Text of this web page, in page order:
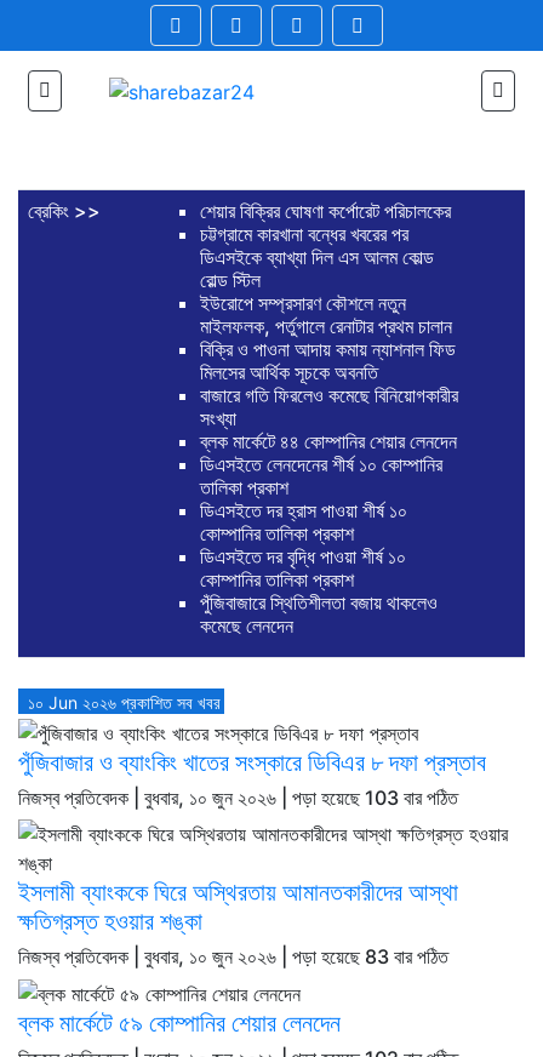
ব্রেকিং >>
শেয়ার বিক্রির ঘোষণা কর্পোরেট পরিচালকের
চট্টগ্রামে কারখানা বন্ধের খবরের পর
ডিএসইকে ব্যাখ্যা দিল এস আলম কোল্ড
রোল্ড স্টিল
ইউরোপে সম্প্রসারণ কৌশলে নতুন
মাইলফলক, পর্তুগালে রেনাটার প্রথম চালান
বিক্রি ও পাওনা আদায় কমায় ন্যাশনাল ফিড
মিলসের আর্থিক সূচকে অবনতি
বাজারে গতি ফিরলেও কমেছে বিনিয়োগকারীর
সংখ্যা
ব্লক মার্কেটে ৪৪ কোম্পানির শেয়ার লেনদেন
ডিএসইতে লেনদেনের শীর্ষ ১০ কোম্পানির
তালিকা প্রকাশ
ডিএসইতে দর হ্রাস পাওয়া শীর্ষ ১০
কোম্পানির তালিকা প্রকাশ
ডিএসইতে দর বৃদ্ধি পাওয়া শীর্ষ ১০
কোম্পানির তালিকা প্রকাশ
পুঁজিবাজারে স্থিতিশীলতা বজায় থাকলেও
কমেছে লেনদেন
১০ Jun ২০২৬ প্রকাশিত সব খবর
পুঁজিবাজার ও ব্যাংকিং খাতের সংস্কারে ডিবিএর ৮ দফা প্রস্তাব
নিজস্ব প্রতিবেদক | বুধবার, ১০ জুন ২০২৬ | পড়া হয়েছে 103 বার পঠিত
ইসলামী ব্যাংককে ঘিরে অস্থিরতায় আমানতকারীদের আস্থা
ক্ষতিগ্রস্ত হওয়ার শঙ্কা
নিজস্ব প্রতিবেদক | বুধবার, ১০ জুন ২০২৬ | পড়া হয়েছে 83 বার পঠিত
ব্লক মার্কেটে ৫৯ কোম্পানির শেয়ার লেনদেন